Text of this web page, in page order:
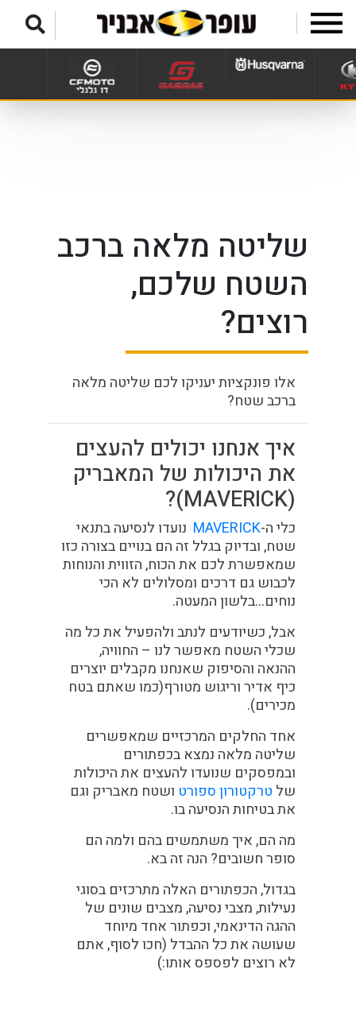
שליטה מלאה ברכב
השטח שלכם,
רוצים?
אלו פונקציות יעניקו לכם שליטה מלאה
ברכב שטח?
איך אנחנו יכולים להעצים
את היכולות של המאבריק
(MAVERICK)?
כלי ה-MAVERICK נועדו לנסיעה בתנאי
שטח, ובדיוק בגלל זה הם בנויים בצורה כזו
שמאפשרת לכם את הכוח, הזווית והנוחות
לכבוש גם דרכים ומסלולים לא הכי
נוחים…בלשון המעטה.
אבל, כשיודעים לנתב ולהפעיל את כל מה
שכלי השטח מאפשר לנו – החוויה,
ההנאה והסיפוק שאנחנו מקבלים יוצרים
כיף אדיר וריגוש מטורף(כמו שאתם בטח
מכירים).
אחד החלקים המרכזיים שמאפשרים
שליטה מלאה נמצא בכפתורים
ובמפסקים שנועדו להעצים את היכולות
של טרקטורון ספורט ושטח מאבריק וגם
את בטיחות הנסיעה בו.
מה הם, איך משתמשים בהם ולמה הם
סופר חשובים? הנה זה בא.
בגדול, הכפתורים האלה מתרכזים בסוגי
נעילות, מצבי נסיעה, מצבים שונים של
ההגה הדינאמי, וכפתור אחד מיוחד
שעושה את כל ההבדל (חכו לסוף, אתם
לא רוצים לפספס אותו:)